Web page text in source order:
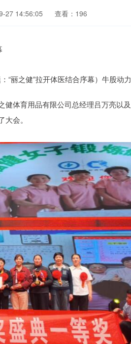
27 14:56:05 查看：196
：“丽之健”拉开体医结合序幕）牛股动力
健体育用品有限公司总经理吕万亮以及
会。
4689.96 38.65 0.83%